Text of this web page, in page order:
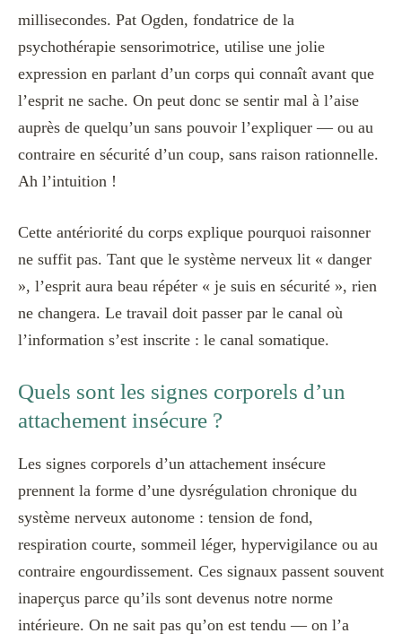
millisecondes. Pat Ogden, fondatrice de la
psychothérapie sensorimotrice, utilise une jolie
expression en parlant d’un corps qui connaît avant que
l’esprit ne sache. On peut donc se sentir mal à l’aise
auprès de quelqu’un sans pouvoir l’expliquer — ou au
contraire en sécurité d’un coup, sans raison rationnelle.
Ah l’intuition !
Cette antériorité du corps explique pourquoi raisonner
ne suffit pas. Tant que le système nerveux lit « danger
», l’esprit aura beau répéter « je suis en sécurité », rien
ne changera. Le travail doit passer par le canal où
l’information s’est inscrite : le canal somatique.
Quels sont les signes corporels d’un
attachement insécure ?
Les signes corporels d’un attachement insécure
prennent la forme d’une dysrégulation chronique du
système nerveux autonome : tension de fond,
respiration courte, sommeil léger, hypervigilance ou au
contraire engourdissement. Ces signaux passent souvent
inaperçus parce qu’ils sont devenus notre norme
intérieure. On ne sait pas qu’on est tendu — on l’a